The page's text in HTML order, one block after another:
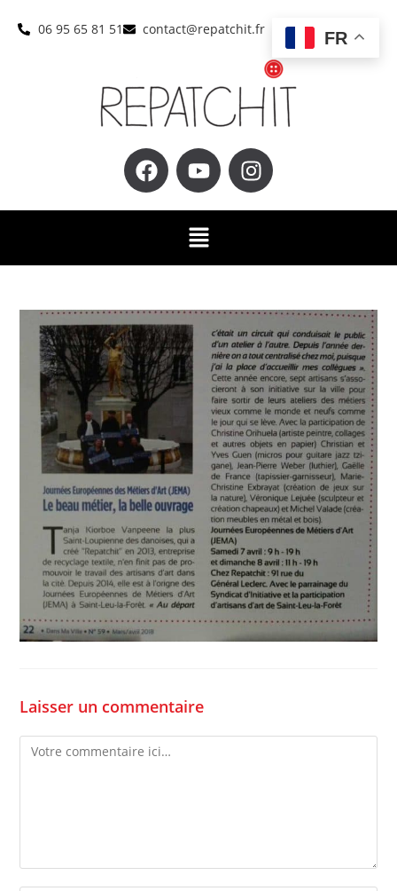
06 95 65 81 51 contact@repatchit.fr
Laisser un commentaire
FR